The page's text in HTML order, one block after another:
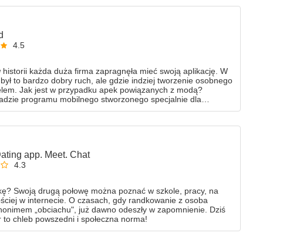
4.5
każda duża firma zapragnęła mieć swoją aplikację. W
to bardzo dobry ruch, ale gdzie indziej tworzenie osobnego
Jak jest w przypadku apek powiązanych z modą?
programu mobilnego stworzonego specjalnie dla
app. Meet. Chat
4.3
Swoją drugą połowę można poznać w szkole, pracy, na
w internecie. O czasach, gdy randkowanie z osoba
„obciachu", już dawno odeszły w zapomnienie. Dziś
chleb powszedni i społeczna norma!